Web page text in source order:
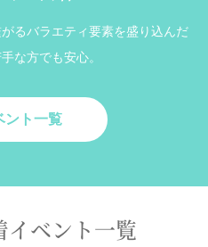
るバラエティ要素を盛り込んだ
な方でも安心。
ント一覧
イベント一覧